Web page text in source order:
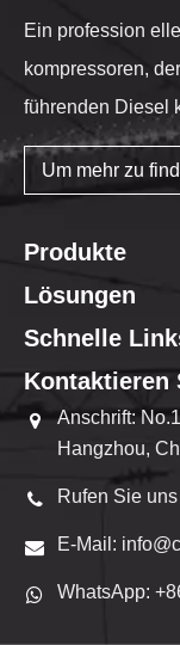
Ein profession
kompressoren,
führenden Diesel
Um mehr zu
Produkte
Lösungen
Schnelle
Kontaktieren
Anschrift:
Hangzhou,
Rufen Sie
E-Mail:
WhatsApp: